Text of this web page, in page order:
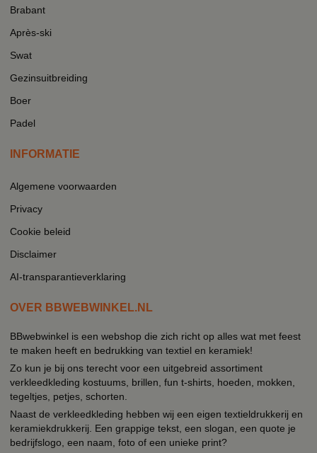
Brabant
Après-ski
Swat
Gezinsuitbreiding
Boer
Padel
INFORMATIE
Algemene voorwaarden
Privacy
Cookie beleid
Disclaimer
AI-transparantieverklaring
OVER BBWEBWINKEL.NL
BBwebwinkel is een webshop die zich richt op alles wat met feest
te maken heeft en bedrukking van textiel en keramiek!
Zo kun je bij ons terecht voor een uitgebreid assortiment
verkleedkleding kostuums, brillen, fun t-shirts, hoeden, mokken,
tegeltjes, petjes, schorten.
Naast de verkleedkleding hebben wij een eigen textieldrukkerij en
keramiekdrukkerij. Een grappige tekst, een slogan, een quote je
bedrijfslogo, een naam, foto of een unieke print?